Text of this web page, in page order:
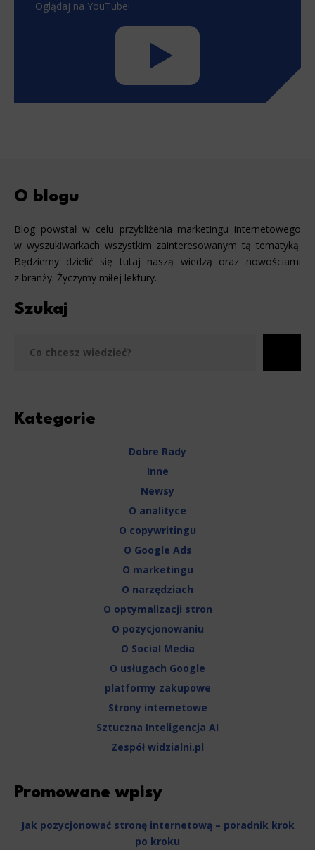
Oglądaj na YouTube!
O blogu
Blog powstał w celu przybliżenia marketingu internetowego
w wyszukiwarkach wszystkim zainteresowanym tą tematyką.
Będziemy dzielić się tutaj naszą wiedzą oraz nowościami
z branży. Życzymy miłej lektury.
Szukaj
Kategorie
Dobre Rady
Inne
Newsy
O analityce
O copywritingu
O Google Ads
O marketingu
O narzędziach
O optymalizacji stron
O pozycjonowaniu
O Social Media
O usługach Google
platformy zakupowe
Strony internetowe
Sztuczna Inteligencja AI
Zespół widzialni.pl
Promowane wpisy
Jak pozycjonować stronę internetową – poradnik krok
po kroku